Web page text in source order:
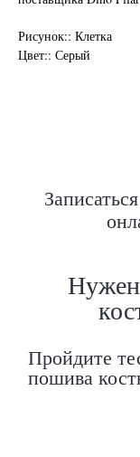
Рисунок:: Клетка
Цвет:: Серый
Какую ткань
Какой фасон
Как должен
Ответим на все
Max
костюм